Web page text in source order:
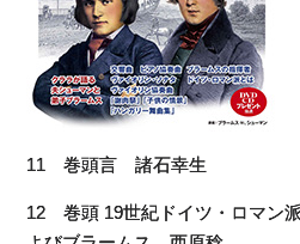
11 巻頭言 諸石幸生
12 巻頭 19世紀ドイツ・ロマン